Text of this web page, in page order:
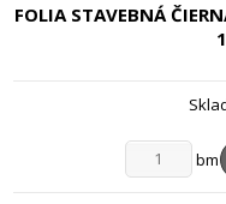
FOLIA STAVEBNÁ
bm